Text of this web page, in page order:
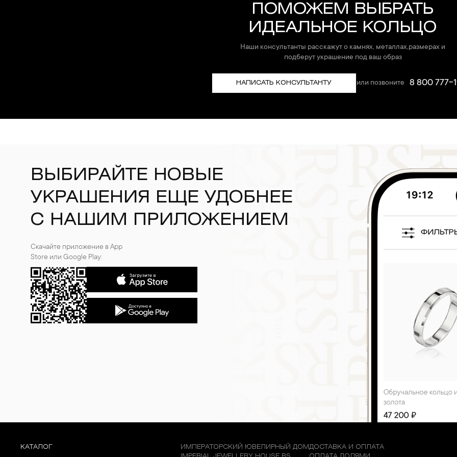
ПОМОЖЕМ ВЫБРАТЬ
ИДЕАЛЬНОЕ КОЛЬЦО
Наши консультанты расскажут о камнях, металлах,размерах и
подберут украшение под ваш образ
НАПИСАТЬ КОНСУЛЬТАНТУ или позвоните 8 800 777-
ВЫБИРАЙТЕ НОВЫЕ
УКРАШЕНИЯ ЕЩЕ УДОБНЕЕ
С НАШИМ ПРИЛОЖЕНИЕМ
Скачайте приложение в App
Store или Google Play:
КАТАЛОГ
ИМПЕРАТОРСКИЙ ЮВЕЛИРНЫЙ ДОМ ДОСТАВКА И ОПЛАТА